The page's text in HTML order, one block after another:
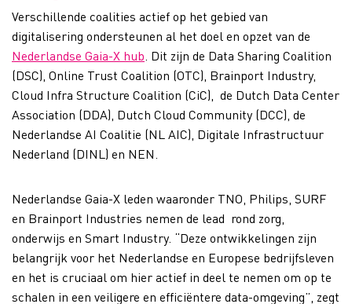
Verschillende coalities actief op het gebied van
digitalisering ondersteunen al het doel en opzet van de
Nederlandse Gaia-X hub . Dit zijn de Data Sharing Coalition
(DSC), Online Trust Coalition (OTC), Brainport Industry,
Cloud Infra Structure Coalition (CiC), de Dutch Data Center
Association (DDA), Dutch Cloud Community (DCC), de
Nederlandse AI Coalitie (NL AIC), Digitale Infrastructuur
Nederland (DINL) en NEN.
Nederlandse Gaia-X leden waaronder TNO, Philips, SURF
en Brainport Industries nemen de lead rond zorg,
onderwijs en Smart Industry. “Deze ontwikkelingen zijn
belangrijk voor het Nederlandse en Europese bedrijfsleven
en het is cruciaal om hier actief in deel te nemen om op te
schalen in een veiligere en efficiëntere data-omgeving”, zegt